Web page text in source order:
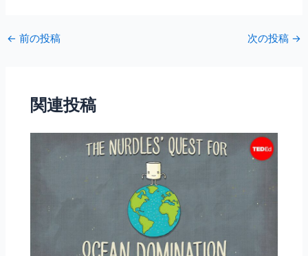
c
e
o
o
k
← 前の投稿 次の投稿 →
関連投稿